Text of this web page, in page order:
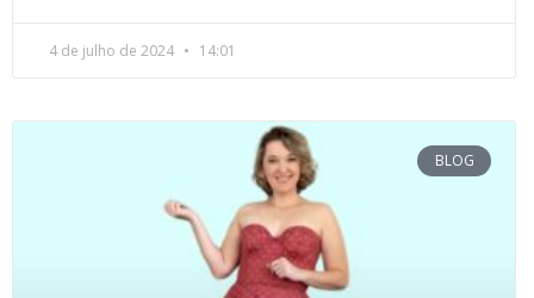
4 de julho de 2024 14:01
BLOG